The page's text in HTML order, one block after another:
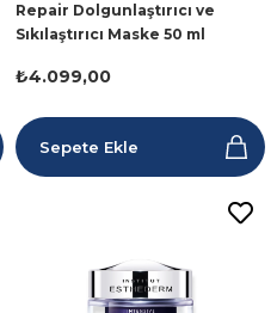
Repair Dolgunlaştırıcı ve
Sıkılaştırıcı Maske 50 ml
₺4.099,00
Sepete Ekle